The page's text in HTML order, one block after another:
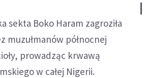
sekta Boko Haram zagroziła
muzułmanów północnej
prowadząc krwawą
w całej Nigerii.